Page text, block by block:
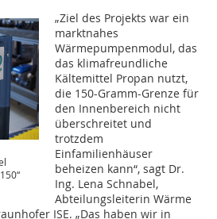
„Ziel des Projekts war ein
marktnahes
Wärmepumpenmodul, das
das klimafreundliche
Kältemittel Propan nutzt,
die 150-Gramm-Grenze für
den Innenbereich nicht
überschreitet und
trotzdem
Einfamilienhäuser
beheizen kann“, sagt Dr.
Ing. Lena Schnabel,
Abteilungsleiterin Wärme
ISE. „Das haben wir in